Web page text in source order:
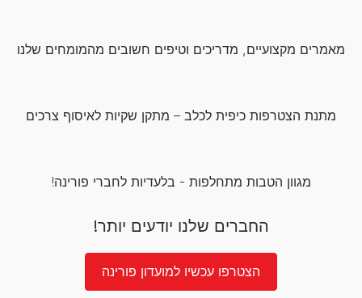
מאמרים מקצועיים, מדריכים וטיפים חשובים מהמומחים שלנו
מתנת הצטרפות כיפית לכלב – מתקן שקיות לאיסוף צרכים
מגוון הטבות מתחלפות - בלעדיות לחברי פורינה!
החברים שלנו יודעים יותר!
הצטרפו עכשיו למועדון פורינה